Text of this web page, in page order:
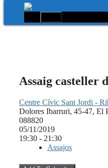
Assaig casteller
Centre Cívic Sant Jordi -
Dolores Ibarruri, 45-47, El
088820
05/11/2019
19:30 - 21:30
Assajos